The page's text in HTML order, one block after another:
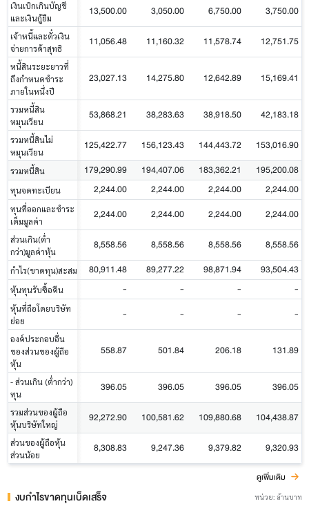
เงินเบิกเกินบัญชี
และเงินกู้ยืม
13,500.00 3,050.00 6,750.00 3,750.00
เจ้าหนี้และตั๋วเงิน
จ่ายการค้าสุทธิ
11,056.48 11,160.32 11,578.74 12,751.75
หนี้สินระยะยาวที่
ถึงกำหนดชำระ
ภายในหนึ่งปี
23,027.13 14,275.80 12,642.89 15,169.41
รวมหนี้สิน
หมุนเวียน
53,868.21 38,283.63 38,918.50 42,183.18
รวมหนี้สินไม่
หมุนเวียน
125,422.77 156,123.43 144,443.72 153,016.90
รวมหนี้สิน 179,290.99 194,407.06 183,362.21 195,200.08
ทุนจดทะเบียน 2,244.00 2,244.00 2,244.00 2,244.00
ทุนที่ออกและชำระ
เต็มมูลค่า
2,244.00 2,244.00 2,244.00 2,244.00
ส่วนเกิน(ต่ำ
กว่า)มูลค่าหุ้น
8,558.56 8,558.56 8,558.56 8,558.56
กำไร(ขาดทุน)สะสม 80,911.48 89,277.22 98,871.94 93,504.43
หุ้นทุนรับซื้อคืน - - - -
หุ้นที่ถือโดยบริษัท
ย่อย
- - - -
องค์ประกอบอื่น
ของส่วนของผู้ถือ
หุ้น
558.87 501.84 206.18 131.89
- ส่วนเกิน (ต่ำกว่า)
ทุน
396.05 396.05 396.05 396.05
รวมส่วนของผู้ถือ
หุ้นบริษัทใหญ่
92,272.90 100,581.62 109,880.68 104,438.87
ส่วนของผู้ถือหุ้น
ส่วนน้อย
8,308.83 9,247.36 9,379.82 9,320.93
ดูเพิ่มเติม
งบกำไรขาดทุนเบ็ดเสร็จ หน่วย: ล้านบาท